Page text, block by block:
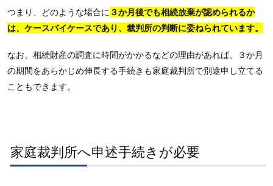
つまり、どのような場合に ３か月後でも相続放棄が認められるか
は、ケースバイケースであり、裁判所の判断に委ねられています。
なお、相続財産の調査に時間がかかるなどの理由があれば、３か月
の期間をあらかじめ伸長する手続きも家庭裁判所で別途申し立てる
こともできます。
家庭裁判所へ申述手続きが必要